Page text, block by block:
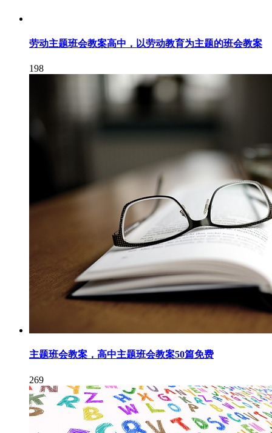
劳动主题班会教案高中，以劳动教育为主题的班会教案
198
主题班会教案，高中主题班会教案50篇免费
269